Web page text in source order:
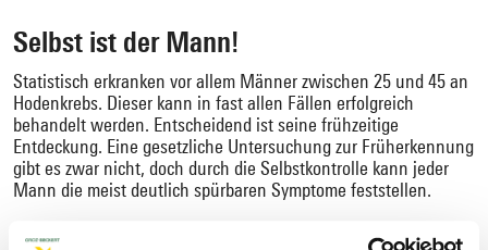
Selbst ist der Mann!
Statistisch erkranken vor allem Männer zwischen 25 und 45 an
Hodenkrebs. Dieser kann in fast allen Fällen erfolgreich
behandelt werden. Entscheidend ist seine frühzeitige
Entdeckung. Eine gesetzliche Untersuchung zur Früherkennung
gibt es zwar nicht, doch durch die Selbstkontrolle kann jeder
Mann die meist deutlich spürbaren Symptome feststellen.